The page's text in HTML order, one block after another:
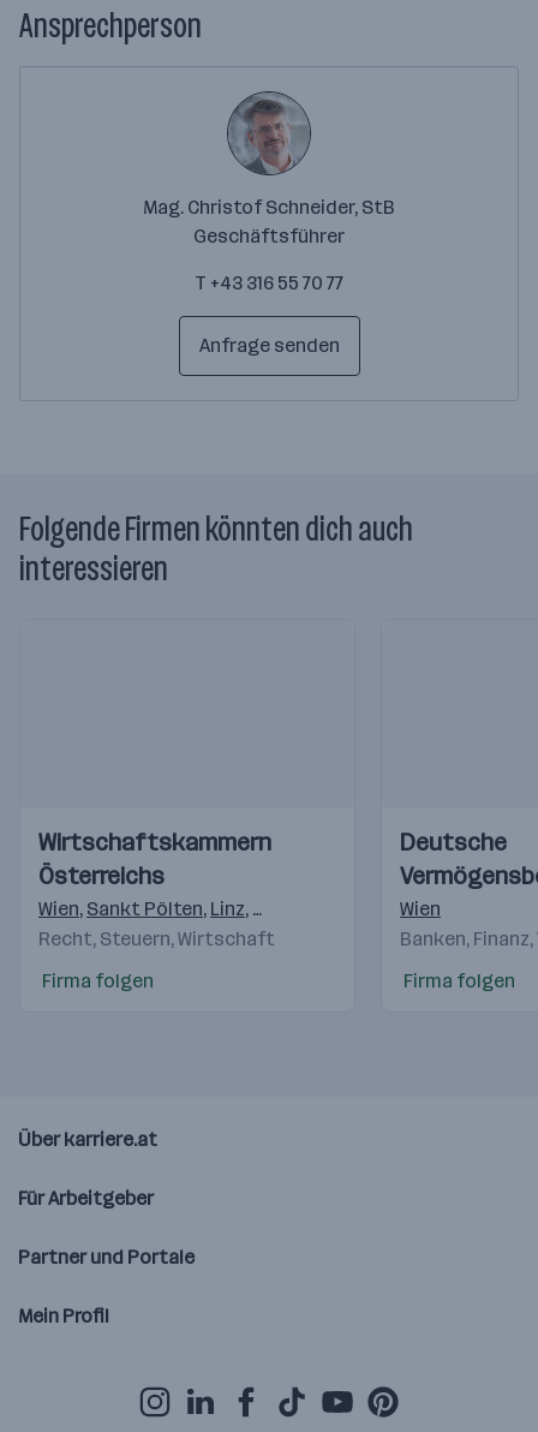
Ansprechperson
Mag. Christof Schneider, StB
Geschäftsführer
T +43 316 55 70 77
Anfrage senden
Folgende Firmen könnten dich auch
interessieren
Videos
Einblicke
Einblicke
Wirtschaftskammern
Österreichs
Wien, Sankt Pölten, Linz, Salzburg Innsbruck,Feldkirch
Recht, Steuern, Wirtschaft
Firma folgen
Videos
Einblicke
Einblicke
Deutsche
AG
Wien
Banken,
Firma folgen
Über karriere.at
Für Arbeitgeber
Partner und Portale
Mein Profil